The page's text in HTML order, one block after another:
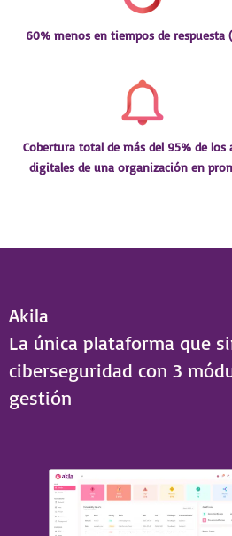
60% menos en tiempos de respuesta
Cobertura total de más del 95% de los
digitales de una organización en
Akila
La única plataforma que
ciberseguridad con 3
gestión